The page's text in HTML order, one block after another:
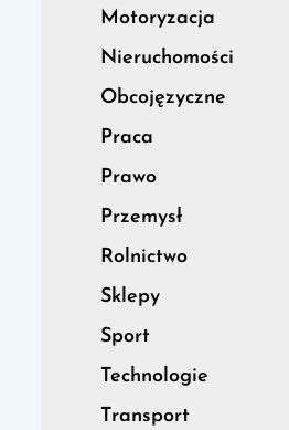
Motoryzacja
Nieruchomości
Obcojęzyczne
Praca
Prawo
Przemysł
Rolnictwo
Sklepy
Sport
Technologie
Transport